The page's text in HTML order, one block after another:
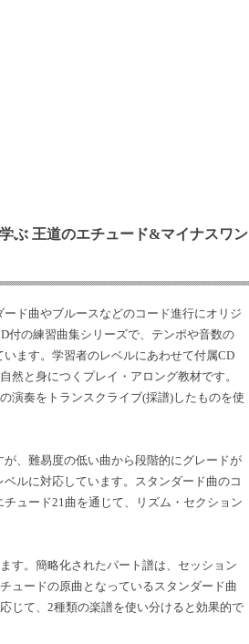
ぶ 王道のエチュード&マイナスワン
ード曲やブルースなどのコード進行にオリジ
付の練習曲集シリーズで、テンポや音数の
ます。学習者のレベルにあわせて付属CD
然と身につくプレイ・アロング教材です。
演奏をトランスクライブ(採譜)したものを使
が、難易度の低い曲から段階的にグレードが
ルに対応しています。スタンダード曲のコ
ュード21曲を通じて、リズム・セクション
す。簡略化されたパート譜は、セッション
ュードの原曲となっているスタンダード曲
じて、2種類の楽譜を使い分けると効果的で